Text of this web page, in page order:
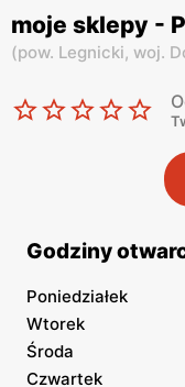
moje sklepy -
(pow. Legnicki, woj.
Godziny
Poniedziałek
Wtorek
Środa
Czwartek